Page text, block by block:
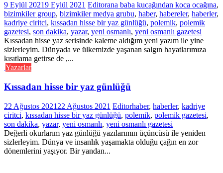
9 Eylül 20219 Eylül 2021 Editorana baba kucağından koca ocağına,
bizimkiler group, bizimkiler medya grubu, haber, habereler, haberler,
kadriye ciritci, kıssadan hisse bir yaz günlüğü, polemik, polemik
gazetesi, son dakika, yazar, yeni osmanlı, yeni osmanlı gazetesi
Kıssadan hisse yaz serisinde kaleme aldığım yeni yazım ile yine
sizlerleyim. Dünyada ve ülkemizde yaşanan salgın hayatlarımıza
kısıtlama getirse de ,...
Yazarlar
Kıssadan hisse bir yaz günlüğü
22 Ağustos 2021 22 Ağustos 2021 Editorhaber, haberler, kadriye
ciritci, kıssadan hisse bir yaz günlüğü, polemik, polemik gazetesi,
son dakika, yazar, yeni osmanlı, yeni osmanlı gazetesi
Değerli okurlarım yaz günlüğü yazılarımın üçüncüsü ile yeniden
sizlerleyim. Dünya ve insanlık yaşamakta olduğu çağın en zor
dönemlerini yaşıyor. Bir yandan...